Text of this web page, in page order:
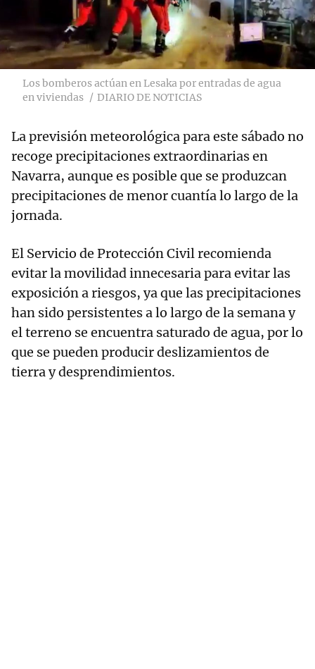
Los bomberos actúan en Lesaka por entradas de agua
en viviendas
DIARIO DE NOTICIAS
La previsión meteorológica para este sábado no
recoge precipitaciones extraordinarias en
Navarra, aunque es posible que se produzcan
precipitaciones de menor cuantía lo largo de la
jornada.
El Servicio de Protección Civil recomienda
evitar la movilidad innecesaria para evitar las
exposición a riesgos, ya que las precipitaciones
han sido persistentes a lo largo de la semana y
el terreno se encuentra saturado de agua, por lo
que se pueden producir deslizamientos de
tierra y desprendimientos.